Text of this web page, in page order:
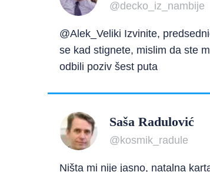
@decko_iz_nambije
@Alek_Veliki Izvinite,
se kad stignete, mislim da ste
odbili poziv šest puta
Saša Radulović
@kosmik_radule
Ništa mi nije jasno, natalna